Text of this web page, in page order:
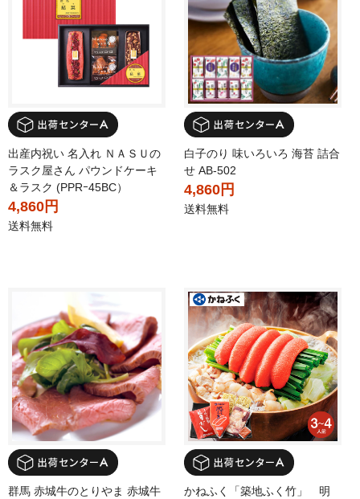
出産内祝い 名入れ ＮＡＳＵの
ラスク屋さん パウンドケーキ
＆ラスク (PPRｰ45BC）
4,860円
送料無料
白子のり 味いろいろ 海苔 詰合
せ AB-502
4,860円
送料無料
群馬 赤城牛のとりやま 赤城牛
かねふく「築地ふく竹」 明